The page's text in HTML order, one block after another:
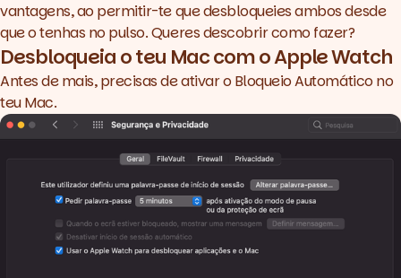
pedidos de autenticação
Problemas no desbloqueio?
Outros artigos que te
poderão interessar:
vantagens, ao permitir-te que desbloqueies ambos desde
que o tenhas no pulso. Queres descobrir como fazer?
Desbloqueia o teu Mac com o Apple Watch
Antes de mais, precisas de ativar o Bloqueio Automático no
teu Mac.